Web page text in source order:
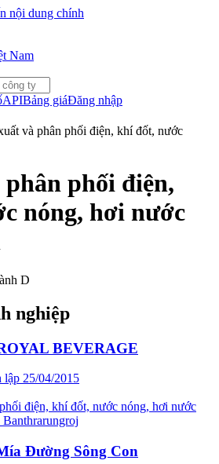
nội dung chính
Nam
APIBảng giáĐăng nhập
và phân phối điện, khí đốt, nước
phân phối điện,
nóng, hơi nước
D
nghiệp
BEVERAGE
lập 25/04/2015
điện, khí đốt, nước nóng, hơi nước
Đường Sông Con